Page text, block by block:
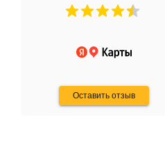
Оставить отзыв
Не понравились условия
и дают только на год)